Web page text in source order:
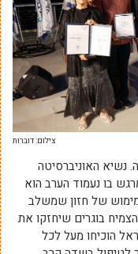
צילום: דוברות
נשיא האוניברסיטה
בו נעמוד הערב הוא
של חזון שמשלב
בוגרים שיחזקו את
הוכיחו מעל לכל